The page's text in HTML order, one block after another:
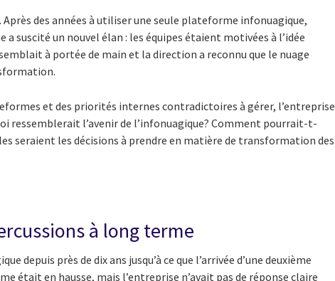
des années à utiliser une seule plateforme infonuagique,
suscité un nouvel élan : les équipes étaient motivées à l’idée
à portée de main et la direction a reconnu que le nuage
et des priorités internes contradictoires à gérer, l’entreprise
ressemblerait l’avenir de l’infonuagique? Comment pourrait-t-
seraient les décisions à prendre en matière de transformation des
à long terme
près de dix ans jusqu’à ce que l’arrivée d’une deuxième
était en hausse, mais l’entreprise n’avait pas de réponse claire